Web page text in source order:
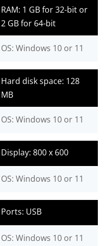
RAM: 1 GB for 32-bit or
2 GB for 64-bit
OS: Windows 10 or 11
Hard disk space: 128
MB
OS: Windows 10 or 11
Display: 800 x 600
OS: Windows 10 or 11
Ports: USB
OS: Windows 10 or 11